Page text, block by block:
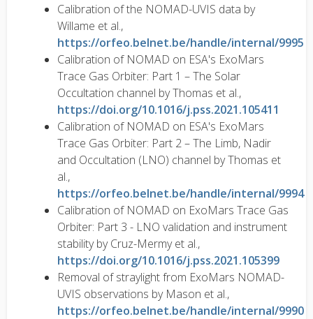
Calibration of the NOMAD-UVIS data by
Willame et al.,
https://orfeo.belnet.be/handle/internal/9995
Calibration of NOMAD on ESA's ExoMars
Trace Gas Orbiter: Part 1 – The Solar
Occultation channel by Thomas et al.,
https://doi.org/10.1016/j.pss.2021.105411
Calibration of NOMAD on ESA's ExoMars
Trace Gas Orbiter: Part 2 – The Limb, Nadir
and Occultation (LNO) channel by Thomas et
al.,
https://orfeo.belnet.be/handle/internal/9994
Calibration of NOMAD on ExoMars Trace Gas
Orbiter: Part 3 - LNO validation and instrument
stability by Cruz-Mermy et al.,
https://doi.org/10.1016/j.pss.2021.105399
Removal of straylight from ExoMars NOMAD-
UVIS observations by Mason et al.,
https://orfeo.belnet.be/handle/internal/9990